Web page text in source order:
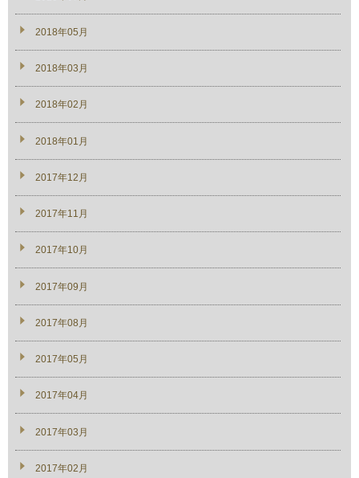
2018年05月
2018年03月
2018年02月
2018年01月
2017年12月
2017年11月
2017年10月
2017年09月
2017年08月
2017年05月
2017年04月
2017年03月
2017年02月